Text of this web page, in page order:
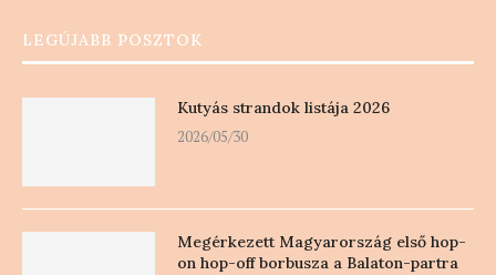
LEGÚJABB POSZTOK
Kutyás strandok listája 2026
2026/05/30
Megérkezett Magyarország első hop-
on hop-off borbusza a Balaton-partra